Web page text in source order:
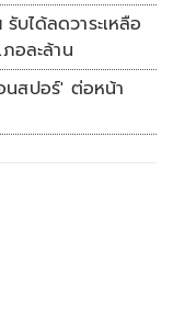
บได้ลดวาระเหลือ
อละล้าน
นสปอร์' ต่อหน้า